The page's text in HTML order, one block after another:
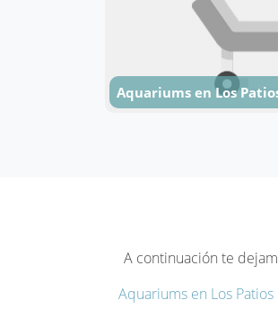
Aquariums en Los
A continuación te
Aquariums en Los Patios